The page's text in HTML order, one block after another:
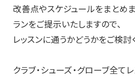
改善点やスケジュールをまとめ
ランをご提示いたしますので、
レッスンに通うかどうかをご検討
クラブ・シューズ・グローブ全てレ